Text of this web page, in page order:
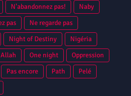
N'abandonnez pas!
Naby
pas
Ne regarde pas
Night of Destiny
Nigéria
One night
Oppression
Pas encore Path
Pelé